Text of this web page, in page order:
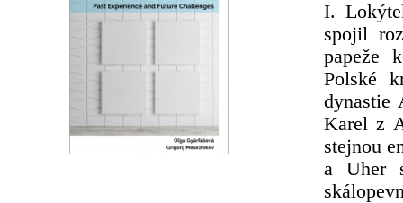
I.
spojil
papeže
Polské
dynastie
Karel z
stejnou
a Uher